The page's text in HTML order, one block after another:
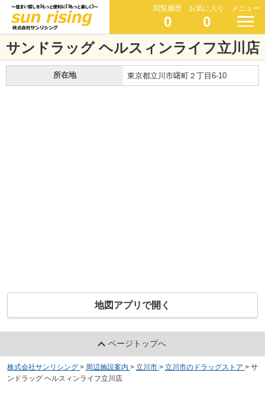
閲覧履歴
0
お気に入り
0
メニュー
サンドラッグ ヘルスィンライフ立川店
所在地 東京都立川市曙町２丁目6-10
地図アプリで開く
ページトップへ
株式会社サンリシング > 周辺施設案内 > 立川市 > 立川市のドラッグストア > サ
ンドラッグ ヘルスィンライフ立川店